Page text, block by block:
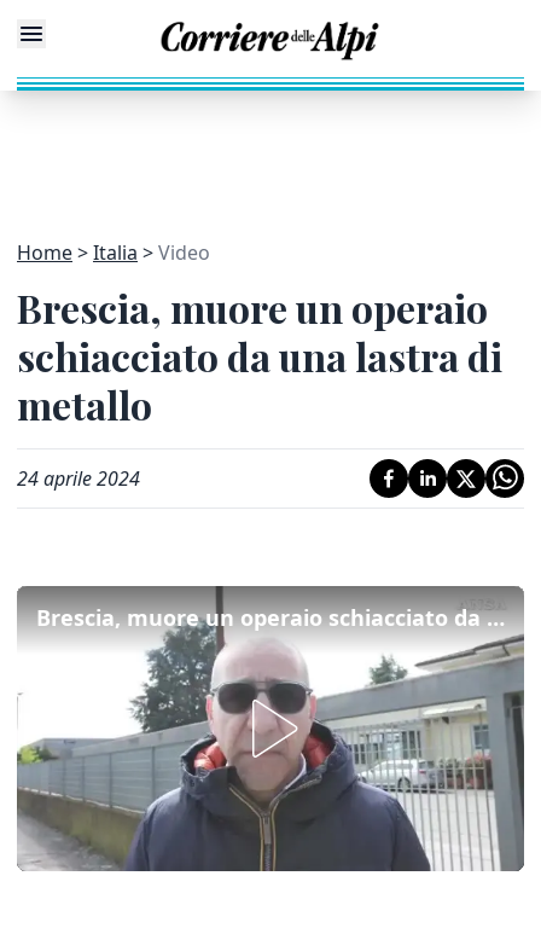
Home Italia Video
Brescia, muore un operaio
schiacciato da una lastra di
metallo
24 aprile 2024
Brescia, muore un operaio schiacciato da una lastra di metallo